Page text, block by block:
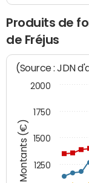
Produits de
de Fréjus
Montants (€)
(Source : JDN
1250
1500
1750
2000